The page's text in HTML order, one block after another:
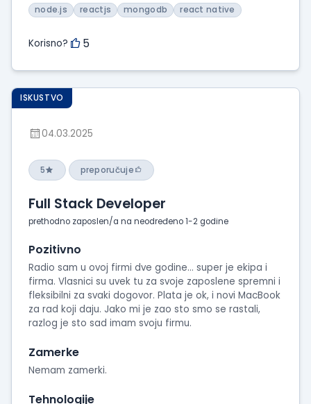
node.js reactjs mongodb react native
Korisno? 5
ISKUSTVO
04.03.2025
5 preporučuje
Full Stack Developer
prethodno zaposlen/a na neodređeno 1-2 godine
Pozitivno
Radio sam u ovoj firmi dve godine… super je ekipa i
firma. Vlasnici su uvek tu za svoje zaposlene spremni i
fleksibilni za svaki dogovor. Plata je ok, i novi MacBook
za rad koji daju. Jako mi je zao sto smo se rastali,
razlog je sto sad imam svoju firmu.
Zamerke
Nemam zamerki.
Tehnologije